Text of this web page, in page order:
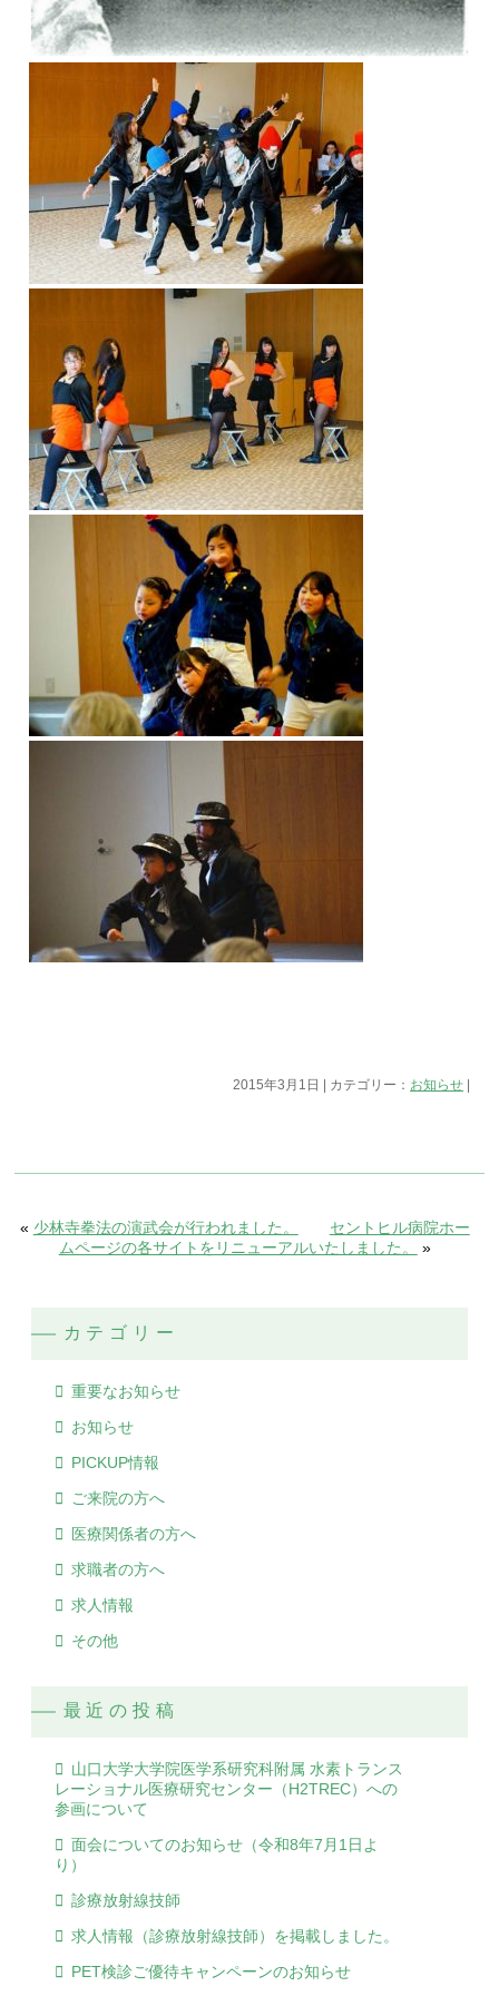
2015年3月1日 | カテゴリー： お知らせ
« 少林寺拳法の演武会が行われました。
セントヒル病院ホー
ムページの各サイトをリニューアルいたしました。
»
カテゴリー
重要なお知らせ
お知らせ
PICKUP情報
ご来院の方へ
医療関係者の方へ
求職者の方へ
求人情報
その他
最近の投稿
山口大学大学院医学系研究科附属 水素トランス
レーショナル医療研究センター（H2TREC）への
参画について
面会についてのお知らせ（令和8年7月1日よ
り）
診療放射線技師
求人情報（診療放射線技師）を掲載しました。
PET検診ご優待キャンペーンのお知らせ